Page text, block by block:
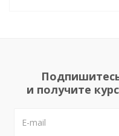
и получите